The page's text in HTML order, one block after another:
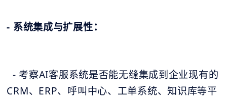
- 系统集成与扩展性：
- 考察AI客服系统是否能无缝集成到企业现有的
CRM、ERP、呼叫中心、工单系统、知识库等平